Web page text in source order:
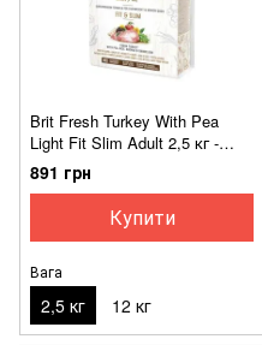
Brit Fresh Turkey With Pea
Light Fit Slim Adult 2,5 кг -
Сухий корм з індичкою і
горохом для дорослих собак
891 грн
Купити
Вага
2,5 кг 12 кг